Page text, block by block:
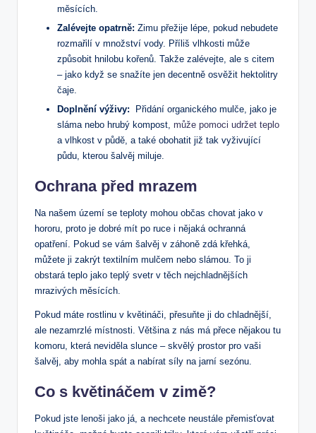
měsících.
Zalévejte opatrně: Zimu přežije lépe, pokud nebudete‌
rozmařilí v⁢ množství​ vody. Příliš vlhkosti může⁣
způsobit ⁤hnilobu kořenů.​ Takže‌ zalévejte, ‌ale⁢ s ​citem
– jako když se snažíte​ jen decentně osvěžit hektolitry
čaje.
Doplnění výživy: ‌ Přidání ​organického mulče,⁢ jako je
sláma nebo hrubý kompost,​ může pomoci udržet teplo
a​ vlhkost v půdě, a také obohatit již ⁤tak vyživující
půdu, kterou šalvěj ​miluje.
Ochrana před mrazem
Na našem⁤ území se⁢ teploty mohou občas chovat jako ​v‍
hororu, ​proto je​ dobré mít po​ ruce i nějaká ochranná
opatření. ⁤Pokud ‍se vám šalvěj v záhoně zdá křehká,‌
můžete ji zakrýt textilním mulčem nebo slámou. To ji⁣
obstará teplo⁢ jako teplý svetr⁤ v⁣ těch nejchladnějších​
mrazivých měsících.
Pokud máte rostlinu ⁢v květináči, ‍přesuňte ji ‌do chladnější,
ale nezamrzlé místnosti. Většina ⁤z nás ‍má ⁢přece nějakou tu
⁣komoru, která ‌neviděla⁢ slunce – skvělý ⁤prostor pro​ vaši
šalvěj, aby mohla spát a nabírat síly na‍ jarní‌ sezónu.
Co s květináčem v zimě?
Pokud jste lenoši jako já, a nechcete ⁣neustále přemisťovat